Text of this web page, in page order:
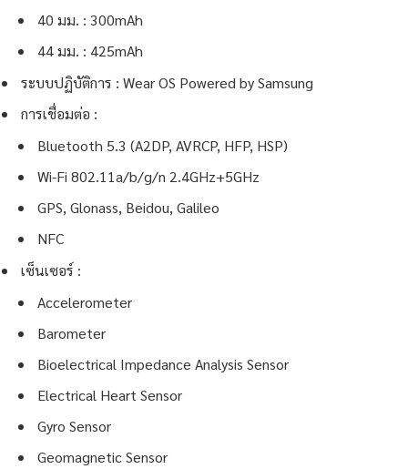
40 มม. : 300mAh
44 มม. : 425mAh
ระบบปฏิบัติการ : Wear OS Powered by Samsung
การเชื่อมต่อ :
Bluetooth 5.3 (A2DP, AVRCP, HFP, HSP)
Wi-Fi 802.11a/b/g/n 2.4GHz+5GHz
GPS, Glonass, Beidou, Galileo
NFC
เซ็นเซอร์ :
Accelerometer
Barometer
Bioelectrical Impedance Analysis Sensor
Electrical Heart Sensor
Gyro Sensor
Geomagnetic Sensor